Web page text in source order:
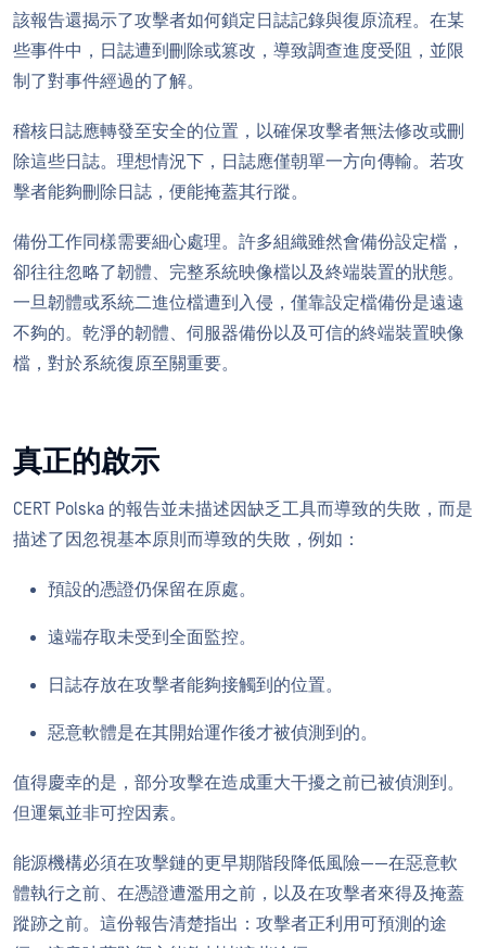
該報告還揭示了攻擊者如何鎖定日誌記錄與復原流程。在某
些事件中，日誌遭到刪除或篡改，導致調查進度受阻，並限
制了對事件經過的了解。
稽核日誌應轉發至安全的位置，以確保攻擊者無法修改或刪
除這些日誌。理想情況下，日誌應僅朝單一方向傳輸。若攻
擊者能夠刪除日誌，便能掩蓋其行蹤。
備份工作同樣需要細心處理。許多組織雖然會備份設定檔，
卻往往忽略了韌體、完整系統映像檔以及終端裝置的狀態。
一旦韌體或系統二進位檔遭到入侵，僅靠設定檔備份是遠遠
不夠的。乾淨的韌體、伺服器備份以及可信的終端裝置映像
檔，對於系統復原至關重要。
真正的啟示
CERT Polska 的報告並未描述因缺乏工具而導致的失敗，而是
描述了因忽視基本原則而導致的失敗，例如：
預設的憑證仍保留在原處。
遠端存取未受到全面監控。
日誌存放在攻擊者能夠接觸到的位置。
惡意軟體是在其開始運作後才被偵測到的。
值得慶幸的是，部分攻擊在造成重大干擾之前已被偵測到。
但運氣並非可控因素。
能源機構必須在攻擊鏈的更早期階段降低風險——在惡意軟
體執行之前、在憑證遭濫用之前，以及在攻擊者來得及掩蓋
蹤跡之前。這份報告清楚指出：攻擊者正利用可預測的途